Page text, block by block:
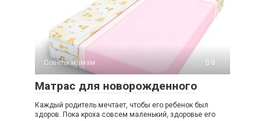
Советы мамам 0
Матрас для новорожденного
Каждый родитель мечтает, чтобы его ребенок был
здоров. Пока кроха совсем маленький, здоровье его